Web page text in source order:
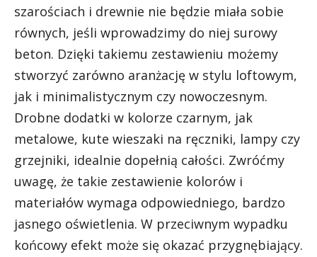
szarościach i drewnie nie będzie miała sobie
równych, jeśli wprowadzimy do niej surowy
beton. Dzięki takiemu zestawieniu możemy
stworzyć zarówno aranżację w stylu loftowym,
jak i minimalistycznym czy nowoczesnym.
Drobne dodatki w kolorze czarnym, jak
metalowe, kute wieszaki na ręczniki, lampy czy
grzejniki, idealnie dopełnią całości. Zwróćmy
uwagę, że takie zestawienie kolorów i
materiałów wymaga odpowiedniego, bardzo
jasnego oświetlenia. W przeciwnym wypadku
końcowy efekt może się okazać przygnębiający.